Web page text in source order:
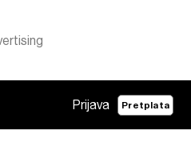
Prijava Pretplata